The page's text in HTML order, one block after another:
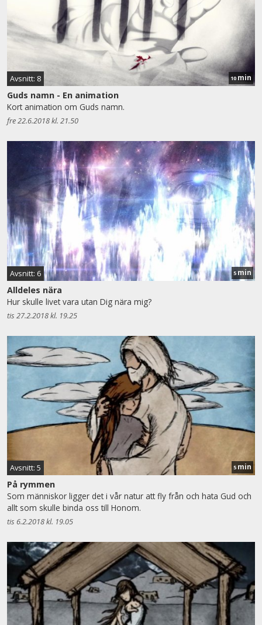
Avsnitt: 8 10 min
Guds namn - En animation
Kort animation om Guds namn.
fre 22.6.2018 kl. 21.50
Avsnitt: 6 5 min
Alldeles nära
Hur skulle livet vara utan Dig nära mig?
tis 27.2.2018 kl. 19.25
Avsnitt: 5 5 min
På rymmen
Som människor ligger det i vår natur att fly från och hata Gud och
allt som skulle binda oss till Honom.
tis 6.2.2018 kl. 19.05